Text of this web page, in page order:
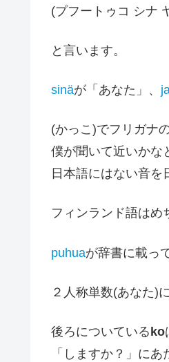
(プフートゥコ シナ
と言います。
sinäが「あなた」、
(かっこ)でフリガナ
僕が聞いて近いかな
日本語にはない音を
フィンランド語はめ
puhuaが辞書に載っ
２人称単数(あなた)
後ろについている ko
「しますか？」にあ